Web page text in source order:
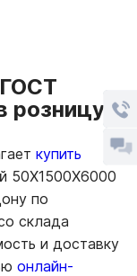
розницу
купить
50Х1500Х6000
по
склада
и доставку
онлайн-